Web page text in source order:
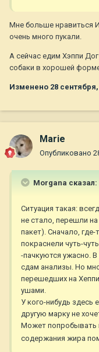
Мне больше нравиться
очень много пукали.
А сейчас едим Хэппи
собаки в хорошей
Изменено 28
Marie
Опубликовано
Morgana сказал:
Ситуация такая:
не стало, перешли
пакет). Сначало,
покраснели чуть-
-пачкуются ужасно.
сдам анализы. Но
перешедших на
ушами.
У кого-нибудь здесь
другую марку не
Может попробывать
содержания жира